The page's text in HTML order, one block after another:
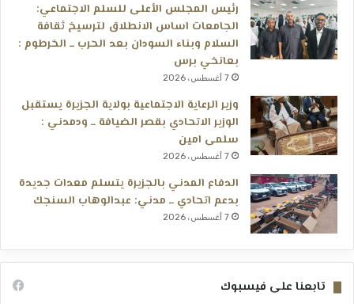
رئيس المجلس الأعلى للسلم الاجتماعي:
الجامعات اساس الانطلاق لترسيخ ثقافة
السلام وبناء السودان بعد الحرب ــ الخرطوم :
بعانخي برس
7 أغسطس، 2026
وزير الرعاية الاجتماعية بولاية الجزيرة يستقبل
الوزير الاتحادي بقصر الضيافة ــ ودمدني :
سلمى امين
7 أغسطس، 2026
الدفاع المدني بالجزيرة يتسلم معدات جديدة
بدعم اتحادي ــ مدني: عبدالوهاب السنجك
7 أغسطس، 2026
تابعنا على فيسبوك